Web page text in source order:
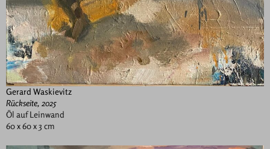
Gerard Waskievitz
Rückseite, 2025
Öl auf Leinwand
60 x 60 x 3 cm